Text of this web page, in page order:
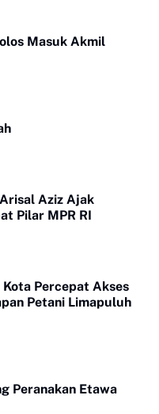
Masuk Akmil
Aziz Ajak
Pilar MPR RI
Percepat Akses
Petani Limapuluh
Peranakan Etawa